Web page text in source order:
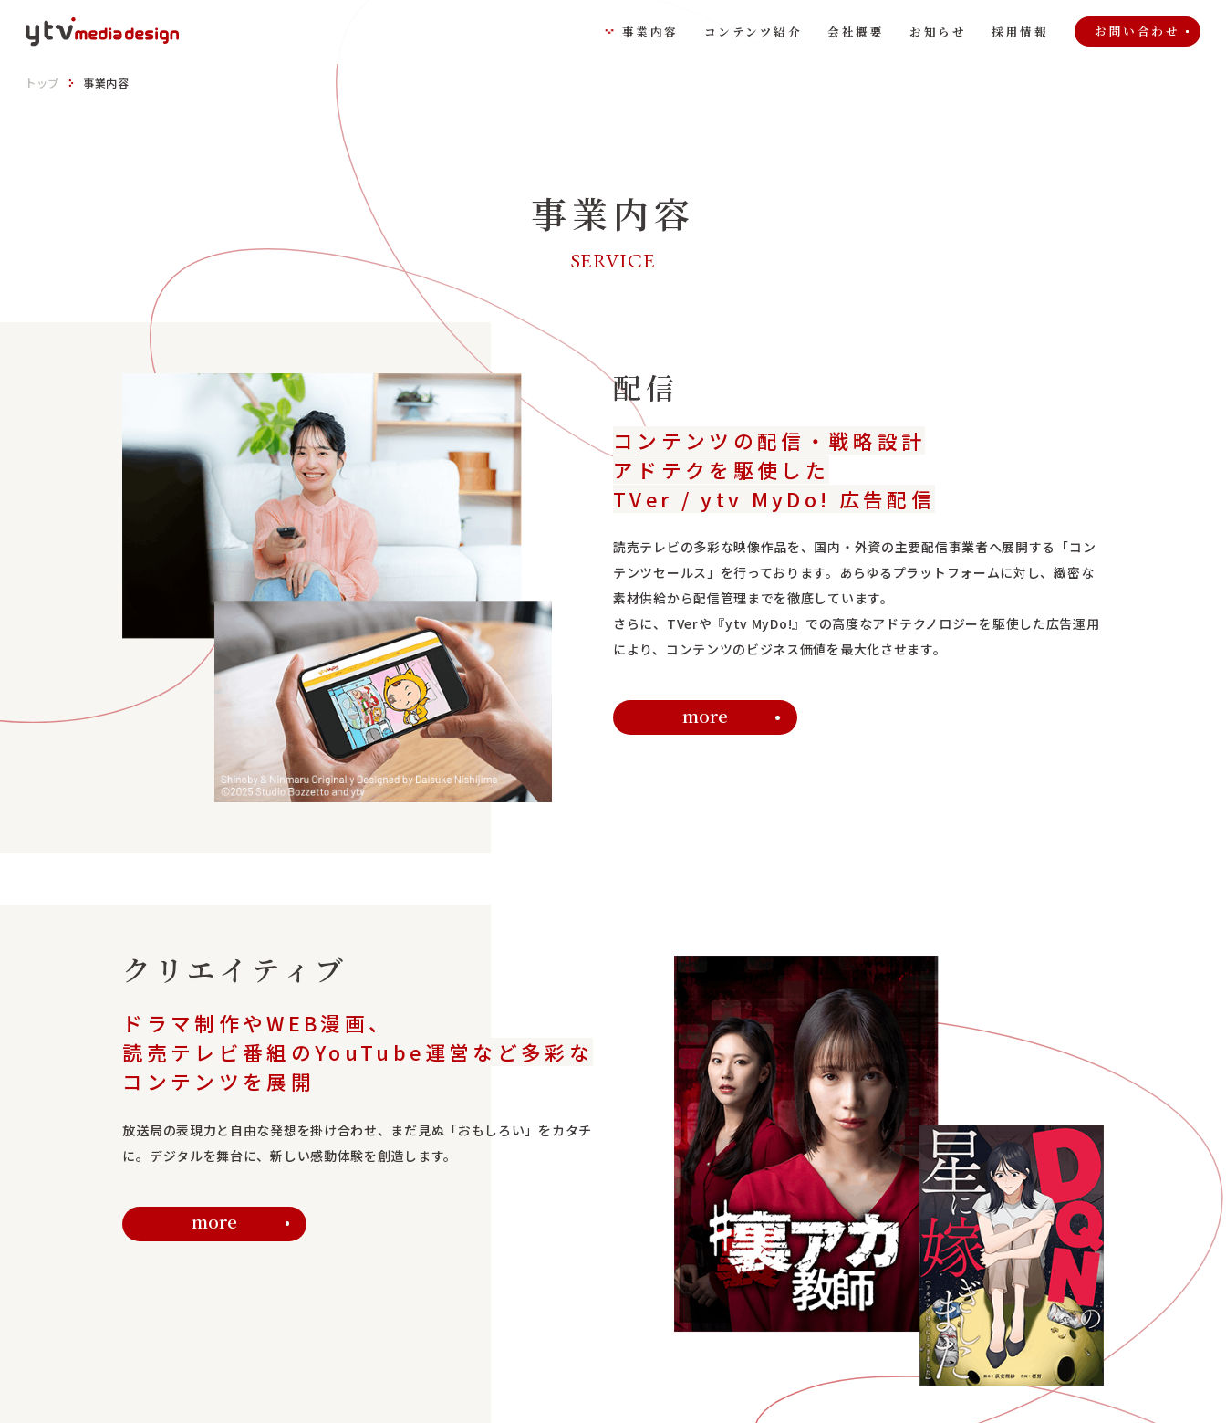
事業内容 コンテンツ紹介 会社概要 お知らせ 採用情報 お問い合わせ
トップ 事業内容
事業内容
SERVICE
配信
コンテンツの配信・戦略設計
アドテクを駆使した
TVer / ytv MyDo! 広告配信
読売テレビの多彩な映像作品を、国内・外資の主要配信事業者へ展開する「コン
テンツセールス」を行っております。あらゆるプラットフォームに対し、緻密な
素材供給から配信管理までを徹底しています。
さらに、TVerや『ytv MyDo!』での高度なアドテクノロジーを駆使した広告運用
により、コンテンツのビジネス価値を最大化させます。
more
クリエイティブ
ドラマ制作やWEB漫画、
読売テレビ番組のYouTube運営など多彩な
コンテンツを展開
放送局の表現力と自由な発想を掛け合わせ、まだ見ぬ「おもしろい」をカタチ
に。デジタルを舞台に、新しい感動体験を創造します。
more